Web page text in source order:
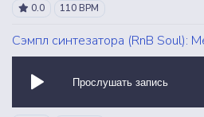
0.0 110 BPM
Сэмпл синтезатора (RnB Soul):
Прослушать запись